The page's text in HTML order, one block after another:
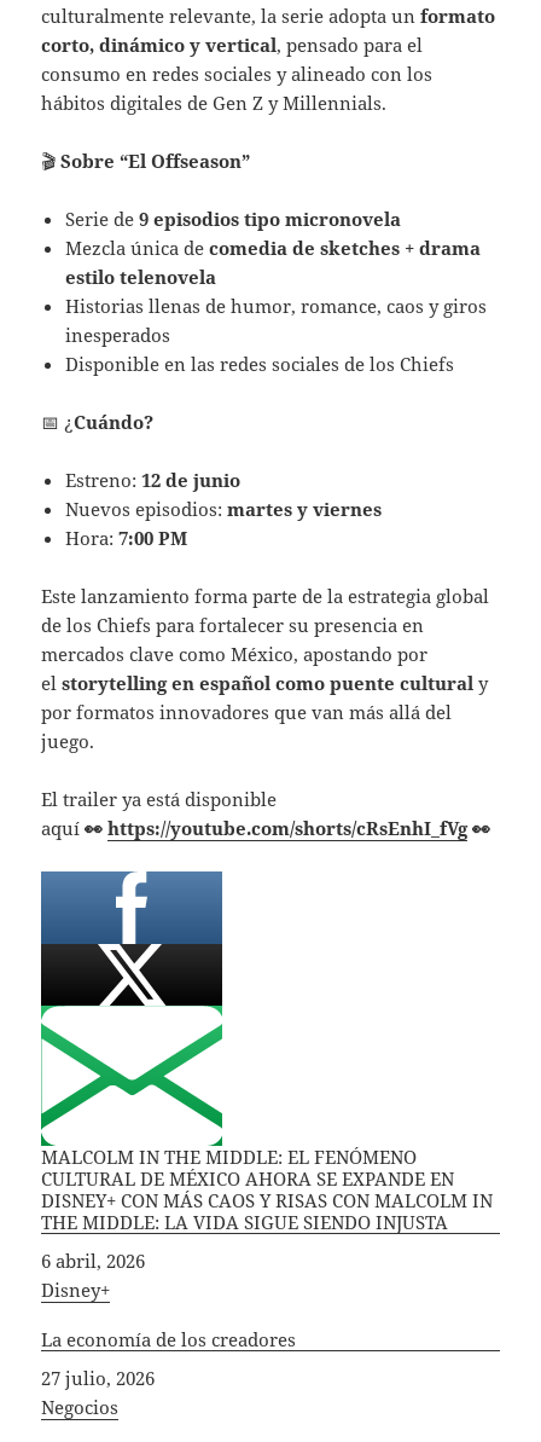
culturalmente relevante, la serie adopta unformato
corto, dinámico y vertical, pensado para el
consumo en redes sociales y alineado con los
hábitos digitales de Gen Z y Millennials.
🎬Sobre “El Offseason”
Serie de9 episodios tipo micronovela
Mezcla única decomedia de sketches + drama
estilo telenovela
Historias llenas de humor, romance, caos y giros
inesperados
Disponible en las redes sociales de los Chiefs
📅 ¿Cuándo?
Estreno:12 de junio
Nuevos episodios:martes y viernes
Hora:7:00 PM
Este lanzamiento forma parte de la estrategia global
de los Chiefs para fortalecer su presencia en
mercados clave como México, apostando por
elstorytelling en español como puente cultural y
por formatos innovadores que van más allá del
juego.
El trailer ya está disponible
aquí👀 https://youtube.com/shorts/cRsEnhI_fVg 👀
MALCOLM IN THE MIDDLE: EL FENÓMENO
CULTURAL DE MÉXICO AHORA SE EXPANDE EN
DISNEY+ CON MÁS CAOS Y RISAS CON MALCOLM IN
THE MIDDLE: LA VIDA SIGUE SIENDO INJUSTA
Fecha
6 abril, 2026
In relation to
Disney+
La economía de los creadores
Fecha
27 julio, 2026
In relation to
Negocios